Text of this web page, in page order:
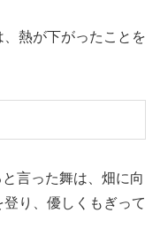
熱が下がったことを
言った舞は、畑に向
り、優しくもぎって